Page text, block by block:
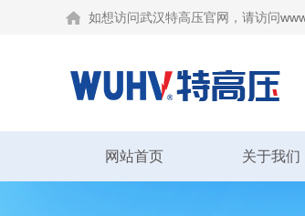
如想访问武汉特高压官网，请访问
网站首页 关于我们